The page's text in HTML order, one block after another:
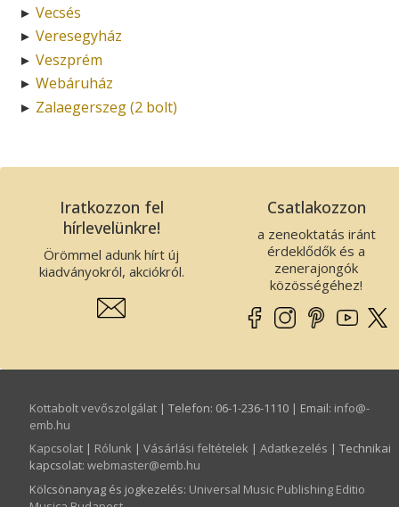
► Vecsés
► Veresegyház
► Veszprém
► Webáruház
► Zalaegerszeg (2 bolt)
Iratkozzon fel
hírlevelünkre!
Örömmel adunk hírt új
kiadványokról, akciókról.
Csatlakozzon
a zeneoktatás iránt
érdeklődők és a
zenerajongók
közösségéhez!
Kottabolt vevőszolgálat | Telefon: 06-1-236-1110 | Email: info­@­
emb.hu
Kapcsolat | Rólunk | Vásárlási feltételek | Adatkezelés | Technikai
kapcsolat: webmaster­@­emb.hu
Kölcsönanyag és jogkezelés: Universal Music Publishing Editio